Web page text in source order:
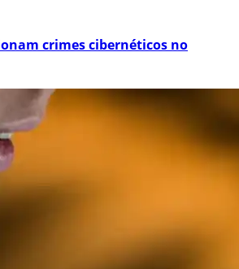
crimes cibernéticos no